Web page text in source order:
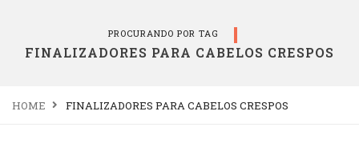
PROCURANDO POR TAG
FINALIZADORES PARA CABELOS CRESPOS
HOME FINALIZADORES PARA CABELOS CRESPOS